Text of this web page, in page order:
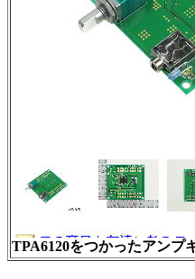
TPA6120をつかったアンプ